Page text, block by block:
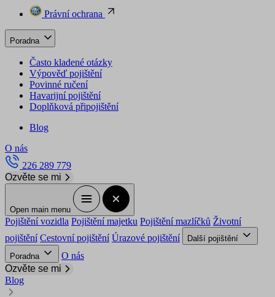
Právní ochrana
Poradna
Často kladené otázky
Výpověď pojištění
Povinné ručení
Havarijní pojištění
Doplňková připojištění
Blog
O nás
226 289 779
Ozvěte se mi
Open main menu
Pojištění vozidla Pojištění majetku Pojištění mazlíčků Životní
pojištění Cestovní pojištění Úrazové pojištění
Další pojištění
Poradna
O nás
Ozvěte se mi
Blog